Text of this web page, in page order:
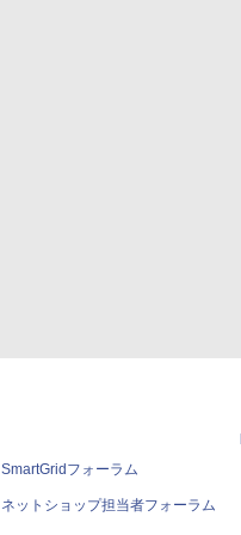
SmartGridフォーラム
ネットショップ担当者フォーラム